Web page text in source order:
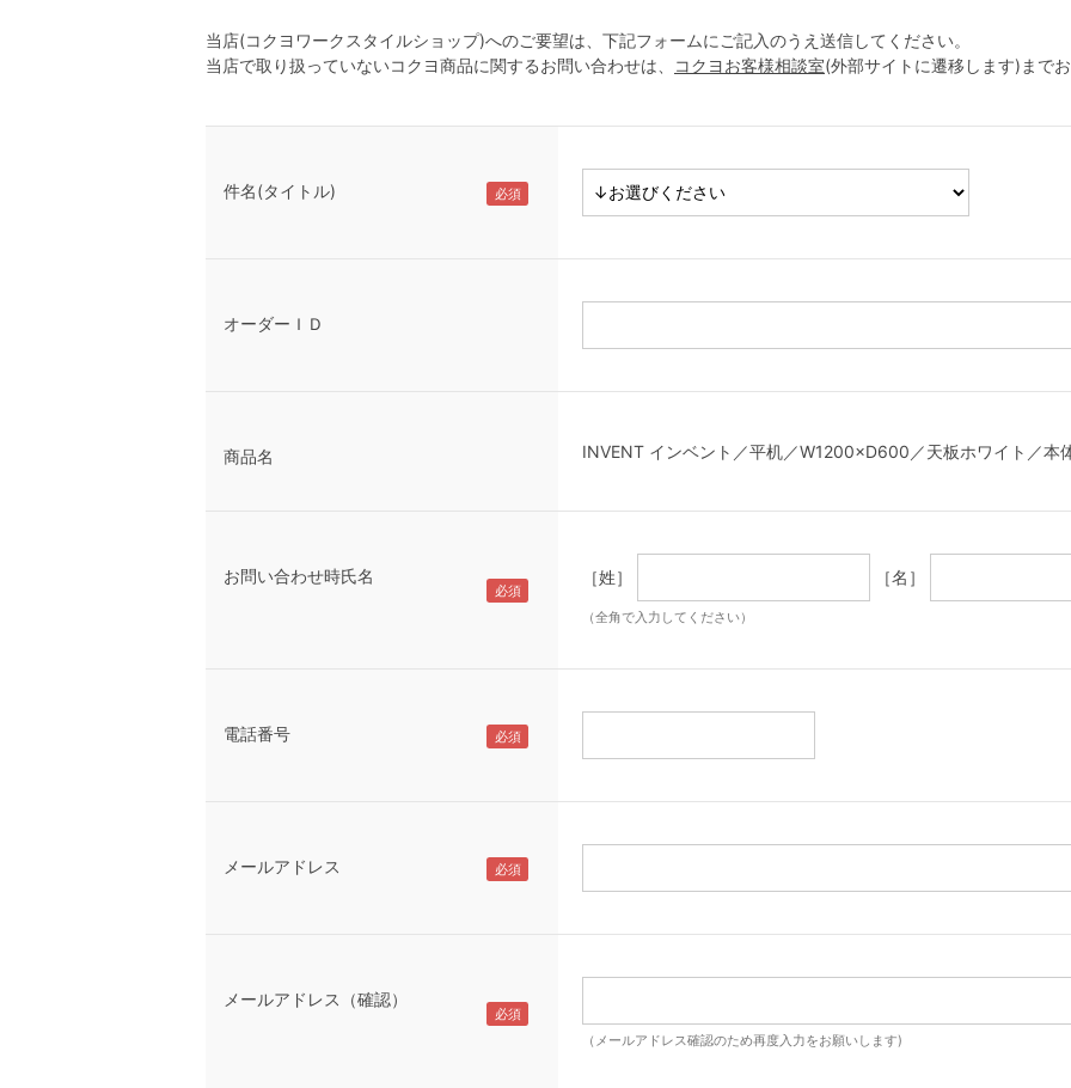
当店(コクヨワークスタイルショップ)へのご要望は、下記フォームにご記入のうえ送信してください。
当店で取り扱っていないコクヨ商品に関するお問い合わせは、
コクヨお客様相談室(外部サイトに遷移します)まで
件名(タイトル)
オーダーＩＤ
商品名 INVENT インベント／平机／W1200×D600／天板ホワイト／本
お問い合わせ時氏名 ［姓］ ［名］
（全角で入力してください）
電話番号
メールアドレス
メールアドレス（確認）
（メールアドレス確認のため再度入力をお願いします)